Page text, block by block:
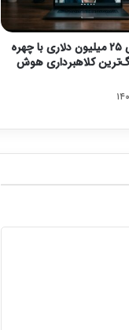
کلاهبرداری ۲۵ میلیون دلاری با چهره
کلاهبرداری هوش